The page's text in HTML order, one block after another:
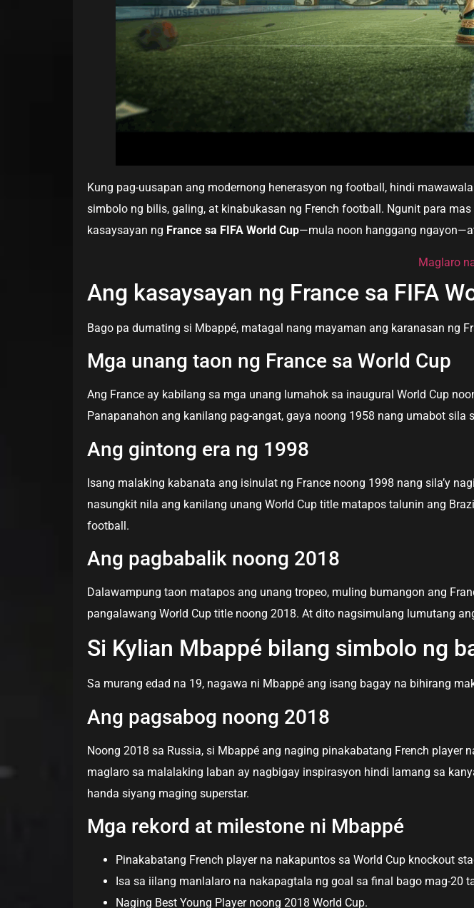
Kung pag-uusapan ang modernong henerasyon ng football, hindi
simbolo ng bilis, galing, at kinabukasan ng French football. Ngunit para
kasaysayan ng France sa FIFA World Cup—mula noon hanggang
Maglaro
Ang kasaysayan ng France sa FIFA
Bago pa dumating si Mbappé, matagal nang mayaman ang karanasan ng
Mga unang taon ng France sa World Cup
Ang France ay kabilang sa mga unang lumahok sa inaugural World Cup
Panapanahon ang kanilang pag-angat, gaya noong 1958 nang umabot
Ang gintong era ng 1998
Isang malaking kabanata ang isinulat ng France noong 1998 nang sila’y
nasungkit nila ang kanilang unang World Cup title matapos talunin ang
football.
Ang pagbabalik noong 2018
Dalawampung taon matapos ang unang tropeo, muling bumangon ang
pangalawang World Cup title noong 2018. At dito nagsimulang lumutang
Si Kylian Mbappé bilang simbolo ng
Sa murang edad na 19, nagawa ni Mbappé ang isang bagay na bihirang
Ang pagsabog noong 2018
Noong 2018 sa Russia, si Mbappé ang naging pinakabatang French
maglaro sa malalaking laban ay nagbigay inspirasyon hindi lamang sa
handa siyang maging superstar.
Mga rekord at milestone ni Mbappé
Pinakabatang French player na nakapuntos sa World Cup knockout
Isa sa iilang manlalaro na nakapagtala ng goal sa final bago mag-20
Naging Best Young Player noong 2018 World Cup.